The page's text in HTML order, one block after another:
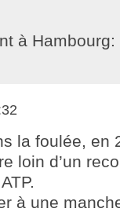
à Hambourg:
la foulée, en
loin d’un
à une